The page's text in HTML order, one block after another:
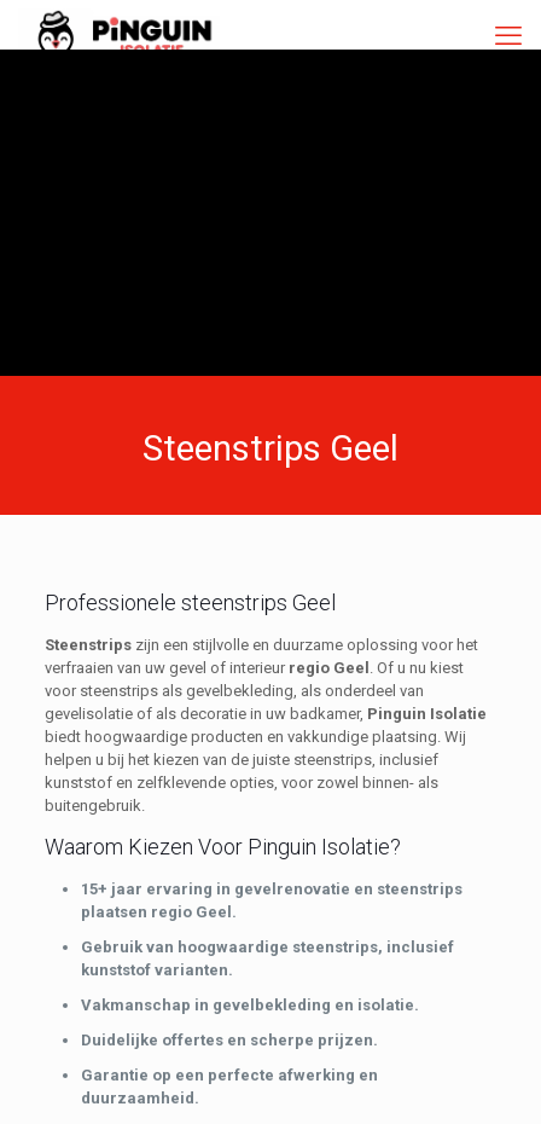
Steenstrips Geel
Professionele steenstrips Geel
Steenstripszijn een stijlvolle en duurzame oplossing voor het
verfraaien van uw gevel of interieur regio Geel . Of u nu kiest
voor steenstrips als gevelbekleding, als onderdeel van
gevelisolatie of als decoratie in uw badkamer, Pinguin Isolatie
biedt hoogwaardige producten en vakkundige plaatsing. Wij
helpen u bij het kiezen van de juiste steenstrips, inclusief
kunststof en zelfklevende opties, voor zowel binnen- als
buitengebruik.
Waarom Kiezen Voor Pinguin Isolatie?
15+ jaar ervaring in gevelrenovatie en steenstrips
plaatsen regio Geel.
Gebruik van hoogwaardige steenstrips, inclusief
kunststof varianten.
Vakmanschap in gevelbekleding en isolatie.
Duidelijke offertes en scherpe prijzen.
Garantie op een perfecte afwerking en
duurzaamheid.